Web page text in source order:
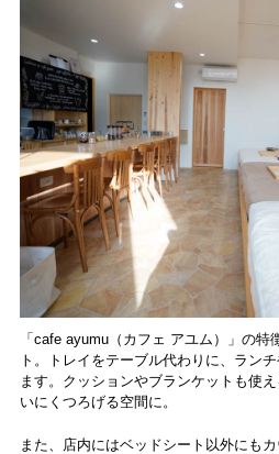
食レポート
「cafe ayumu（カフェ アユム）」の
ト。トレイをテーブル代わりに、ラン
ます。クッションやブランケットも使
いにくつろげる空間に。
また、店内にはベッドシート以外にも